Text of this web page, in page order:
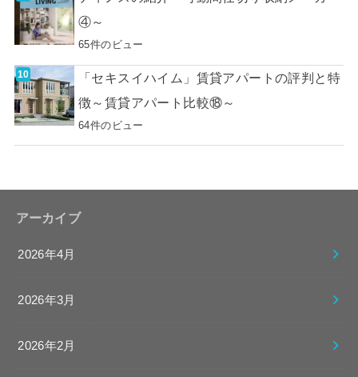
④～
65件のビュー
「セキスイハイム」賃貸アパートの評判と特
徴～賃貸アパート比較⑱～
64件のビュー
アーカイブ
2026年4月
2026年3月
2026年2月